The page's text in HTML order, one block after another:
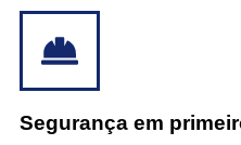
Segurança em